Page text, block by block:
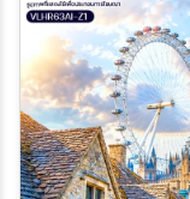
ประเทศ
เมือง